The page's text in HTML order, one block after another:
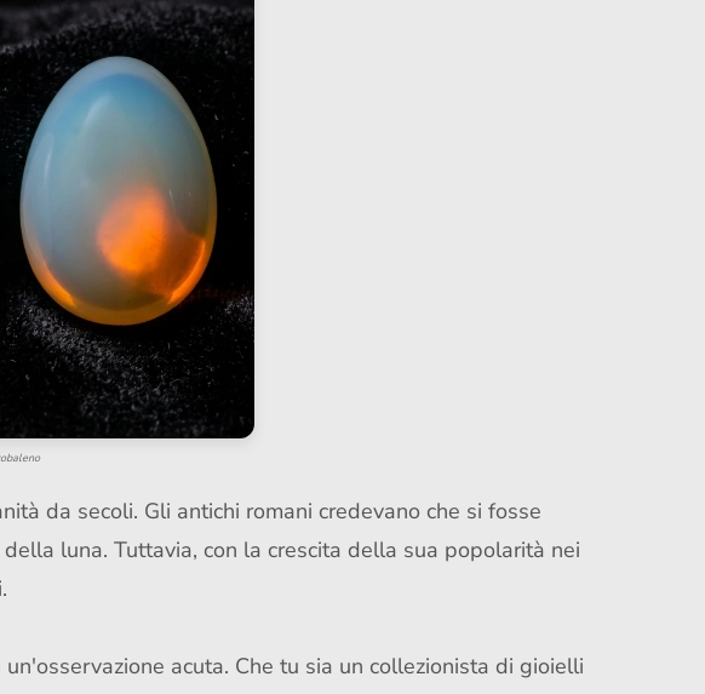
da secoli. Gli antichi romani credevano che si fosse
luna. Tuttavia, con la crescita della sua popolarità nei
acuta. Che tu sia un collezionista di gioielli